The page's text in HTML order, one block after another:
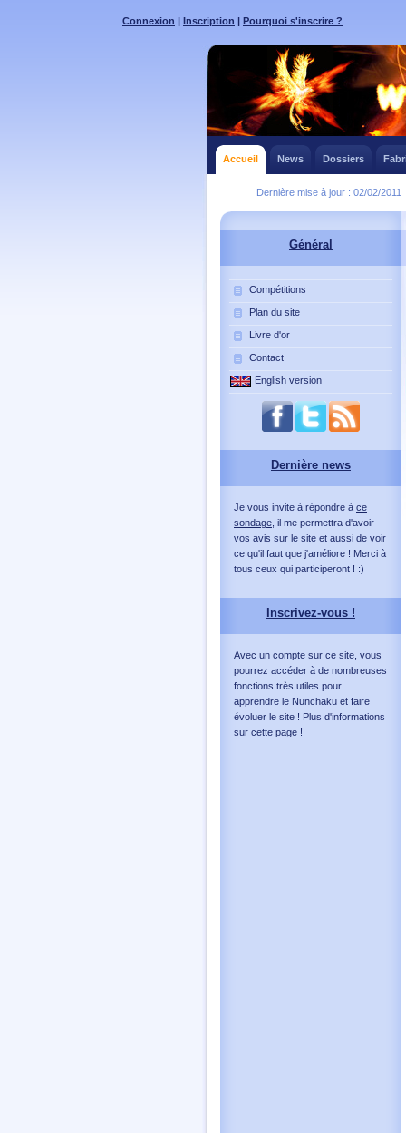
Connexion | Inscription | Pourquoi s'inscrire ?
Accueil News Dossiers
Dernière mise à jour : 02/02/2011
Général
Compétitions
Plan du site
Livre d'or
Contact
English version
Dernière news
Je vous invite à répondre à ce
sondage , il me permettra d'avoir
vos avis sur le site et aussi de voir
ce qu'il faut que j'améliore ! Merci à
tous ceux qui participeront ! :)
Inscrivez-vous !
Avec un compte sur ce site, vous
pourrez accéder à de nombreuses
fonctions très utiles pour
apprendre le Nunchaku et faire
évoluer le site ! Plus d'informations
sur cette page !